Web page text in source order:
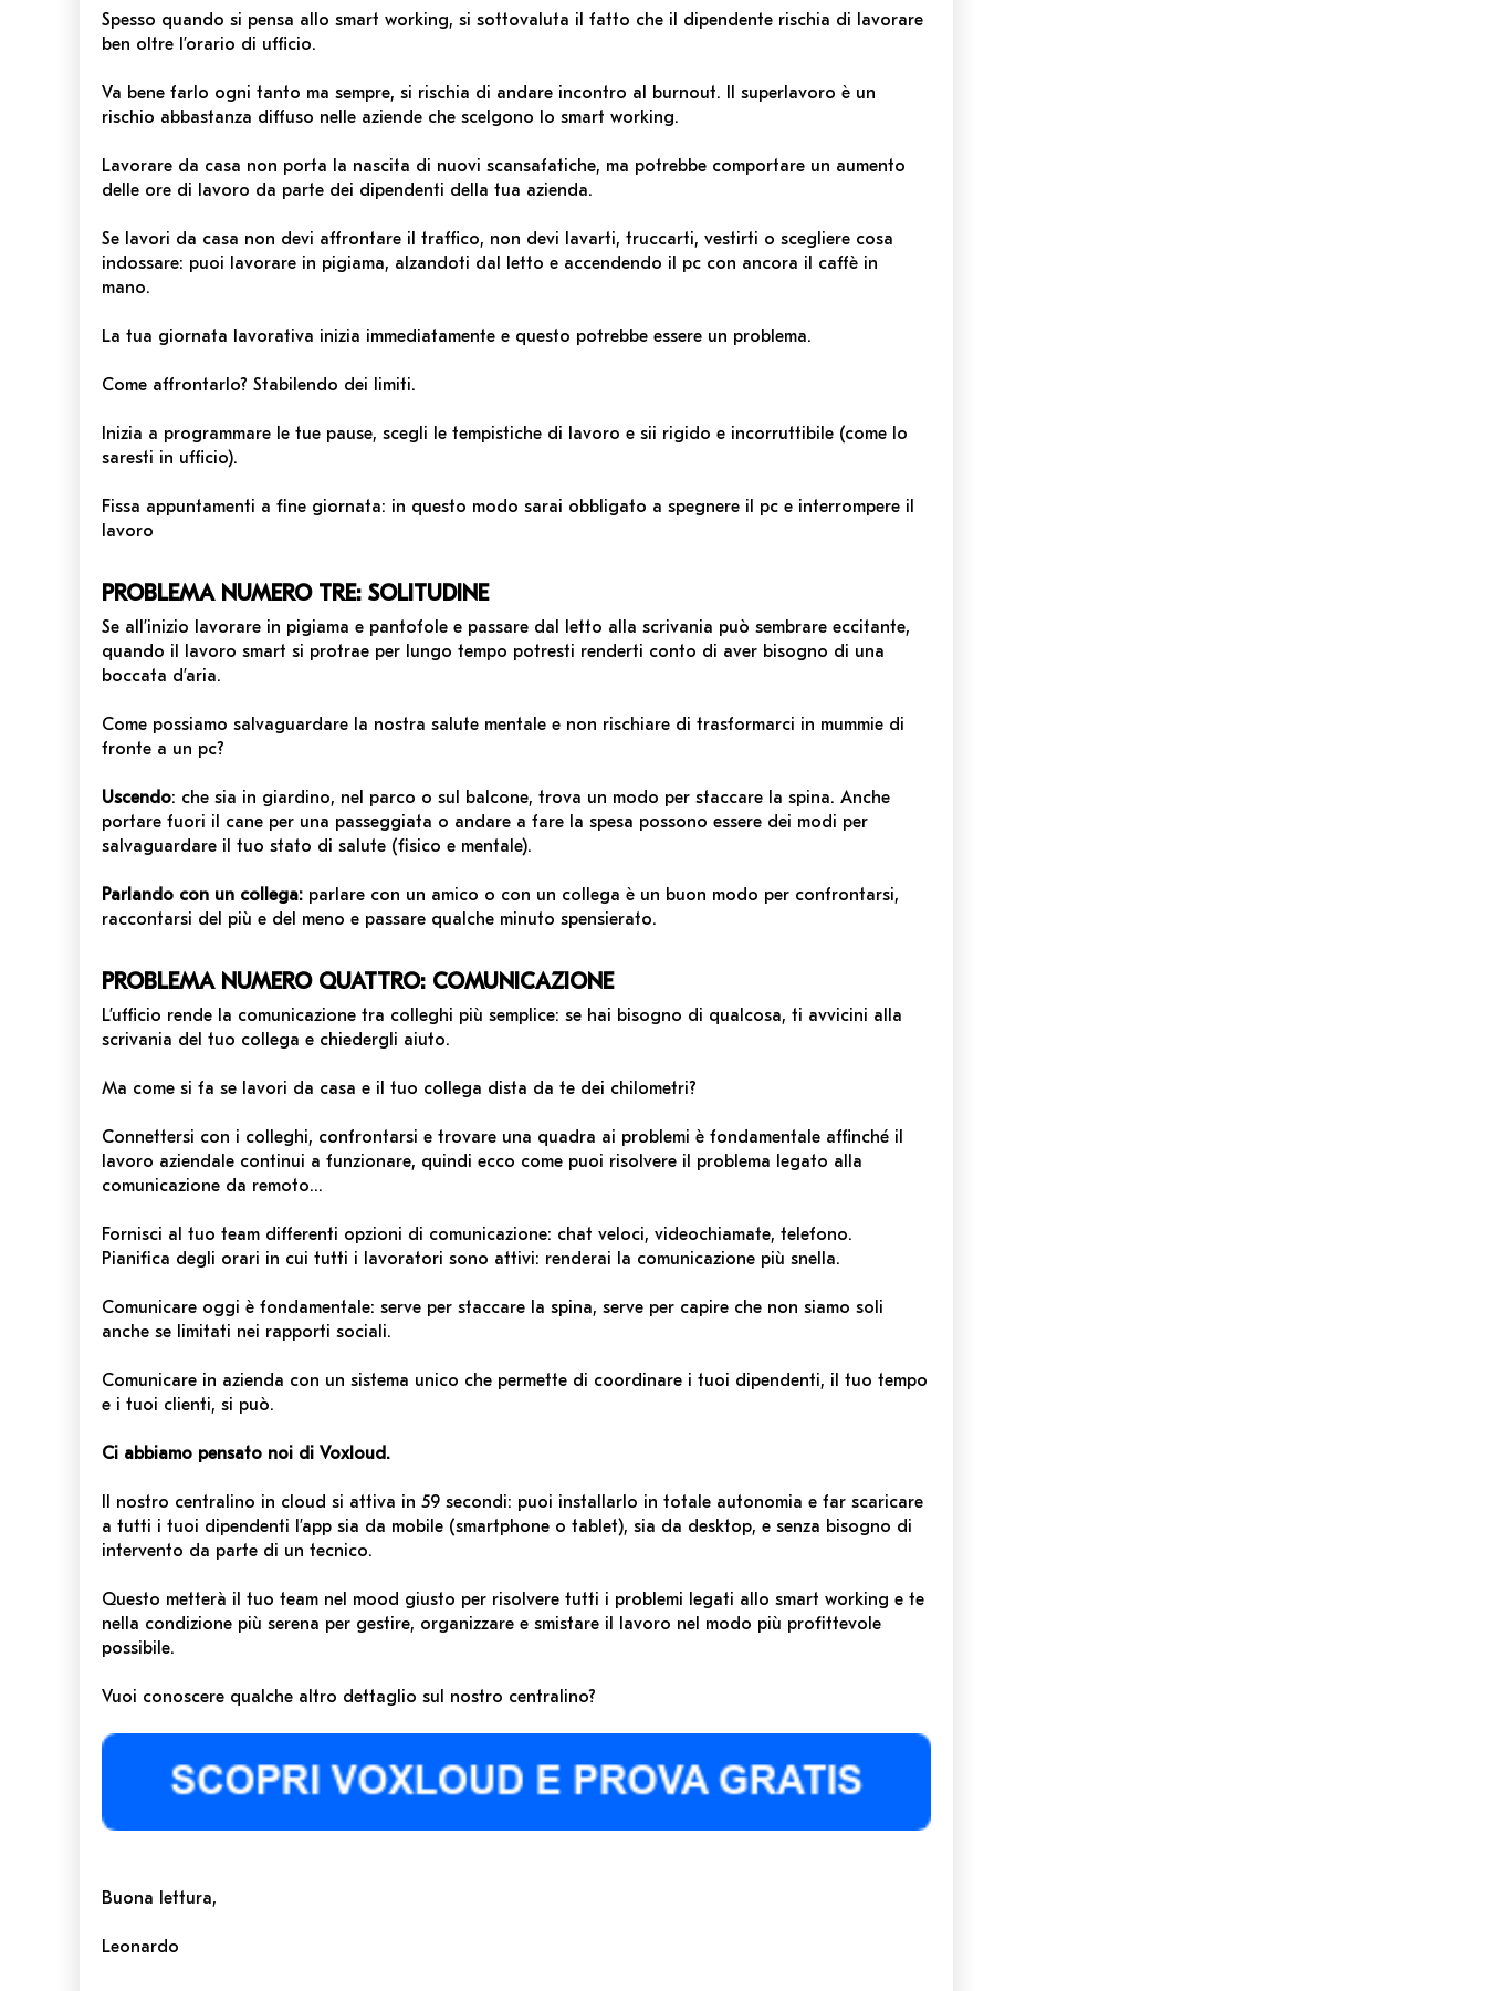
Spesso quando si pensa allo smart working, si sottovaluta il fatto che il dipendente rischia di lavorare
ben oltre l’orario di ufficio.
Va bene farlo ogni tanto ma sempre, si rischia di andare incontro al burnout. Il superlavoro è un
rischio abbastanza diffuso nelle aziende che scelgono lo smart working.
Lavorare da casa non porta la nascita di nuovi scansafatiche, ma potrebbe comportare un aumento
delle ore di lavoro da parte dei dipendenti della tua azienda.
Se lavori da casa non devi affrontare il traffico, non devi lavarti, truccarti, vestirti o scegliere cosa
indossare: puoi lavorare in pigiama, alzandoti dal letto e accendendo il pc con ancora il caffè in
mano.
La tua giornata lavorativa inizia immediatamente e questo potrebbe essere un problema.
Come affrontarlo? Stabilendo dei limiti.
Inizia a programmare le tue pause, scegli le tempistiche di lavoro e sii rigido e incorruttibile (come lo
saresti in ufficio).
Fissa appuntamenti a fine giornata: in questo modo sarai obbligato a spegnere il pc e interrompere il
lavoro
PROBLEMA NUMERO TRE: SOLITUDINE
Se all’inizio lavorare in pigiama e pantofole e passare dal letto alla scrivania può sembrare eccitante,
quando il lavoro smart si protrae per lungo tempo potresti renderti conto di aver bisogno di una
boccata d’aria.
Come possiamo salvaguardare la nostra salute mentale e non rischiare di trasformarci in mummie di
fronte a un pc?
Uscendo: che sia in giardino, nel parco o sul balcone, trova un modo per staccare la spina. Anche
portare fuori il cane per una passeggiata o andare a fare la spesa possono essere dei modi per
salvaguardare il tuo stato di salute (fisico e mentale).
Parlando con un collega: parlare con un amico o con un collega è un buon modo per confrontarsi,
raccontarsi del più e del meno e passare qualche minuto spensierato.
PROBLEMA NUMERO QUATTRO: COMUNICAZIONE
L’ufficio rende la comunicazione tra colleghi più semplice: se hai bisogno di qualcosa, ti avvicini alla
scrivania del tuo collega e chiedergli aiuto.
Ma come si fa se lavori da casa e il tuo collega dista da te dei chilometri?
Connettersi con i colleghi, confrontarsi e trovare una quadra ai problemi è fondamentale affinché il
lavoro aziendale continui a funzionare, quindi ecco come puoi risolvere il problema legato alla
comunicazione da remoto…
Fornisci al tuo team differenti opzioni di comunicazione: chat veloci, videochiamate, telefono.
Pianifica degli orari in cui tutti i lavoratori sono attivi: renderai la comunicazione più snella.
Comunicare oggi è fondamentale: serve per staccare la spina, serve per capire che non siamo soli
anche se limitati nei rapporti sociali.
Comunicare in azienda con un sistema unico che permette di coordinare i tuoi dipendenti, il tuo tempo
e i tuoi clienti, si può.
Ci abbiamo pensato noi di Voxloud.
Il nostro centralino in cloud si attiva in 59 secondi: puoi installarlo in totale autonomia e far scaricare
a tutti i tuoi dipendenti l’app sia da mobile (smartphone o tablet), sia da desktop, e senza bisogno di
intervento da parte di un tecnico.
Questo metterà il tuo team nel mood giusto per risolvere tutti i problemi legati allo smart working e te
nella condizione più serena per gestire, organizzare e smistare il lavoro nel modo più profittevole
possibile.
Vuoi conoscere qualche altro dettaglio sul nostro centralino?
Buona lettura,
Leonardo